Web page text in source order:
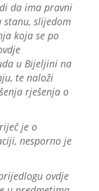
da ima pravni
stanu, slijedom
koja se po
u Bijeljini na
te naloži
rješenja o
je o
nesporno je
ovdje